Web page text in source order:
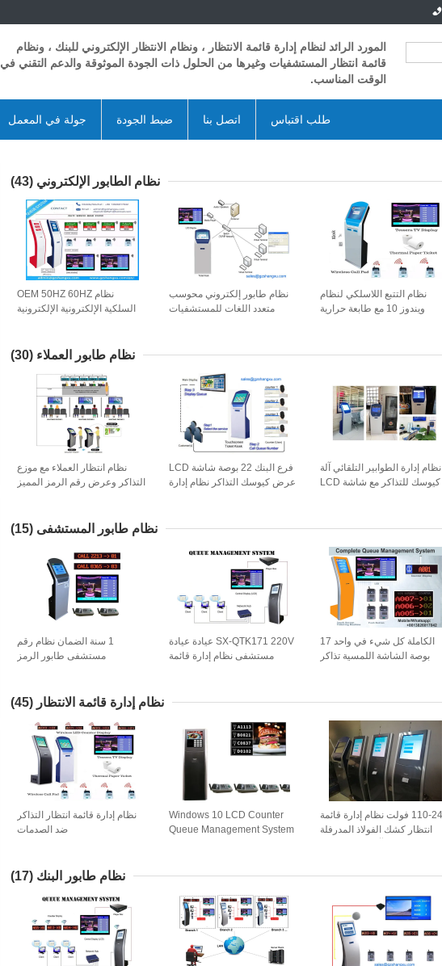
المورد الرائد لنظام إدارة قائمة الانتظار ، ونظام الانتظار الإلكتروني للبنك ، ونظام
قائمة انتظار المستشفيات وغيرها من الحلول ذات الجودة الموثوقة والدعم التقني في
الوقت المناسب.
جولة في المعمل ضبط الجودة اتصل بنا طلب اقتباس
نظام الطابور الإلكتروني (43)
نظام OEM 50HZ 60HZ
السلكية الإلكترونية الإلكترونية
نظام طابور إلكتروني محوسب
متعدد اللغات للمستشفيات
نظام التتبع اللاسلكي لنظام
ويندوز 10 مع طابعة حرارية
نظام طابور العملاء (30)
نظام انتظار العملاء مع موزع
التذاكر وعرض رقم الرمز المميز
فرع البنك 22 بوصة شاشة LCD
عرض كيوسك التذاكر نظام إدارة
نظام إدارة الطوابير التلقائي آلة
كيوسك للتذاكر مع شاشة LCD
نظام طابور المستشفى (15)
1 سنة الضمان نظام رقم
مستشفى طابور الرمز
SX-QTK171 220V عيادة عيادة
مستشفى نظام إدارة قائمة
الكاملة كل شيء في واحد 17
بوصة الشاشة اللمسية تذاكر
نظام إدارة قائمة الانتظار (45)
نظام إدارة قائمة انتظار التذاكر
ضد الصدمات
Windows 10 LCD Counter
Queue Management System
110-240 فولت نظام إدارة قائمة
انتظار كشك الفولاذ المدرفلة
نظام طابور البنك (17)